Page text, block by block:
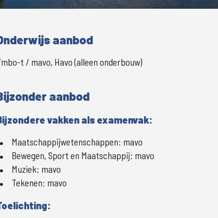
aanbod
t / mavo, Havo (alleen onderbouw)
aanbod
vakken als examenvak:
Maatschappijwetenschappen: mavo
Bewegen, Sport en Maatschappij: mavo
Muziek: mavo
Tekenen: mavo